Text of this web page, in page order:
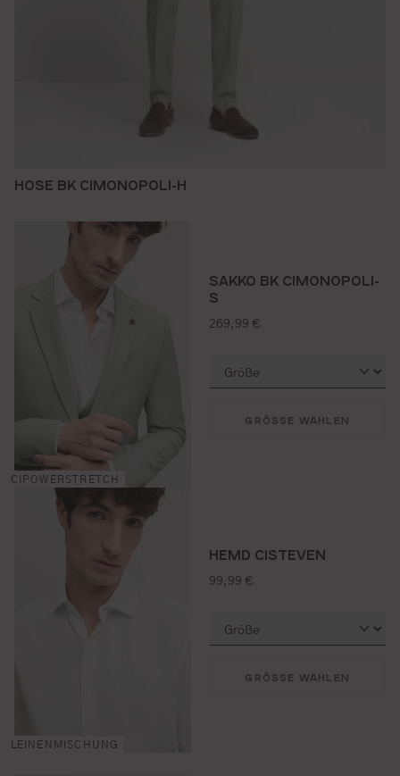
HOSE BK CIMONOPOLI-H
CIPOWERSTRETCH
SAKKO BK CIMONOPOLI-
S
regulärer preis:
269,99 €
GRÖSSE WÄHLEN
LEINENMISCHUNG
HEMD CISTEVEN
regulärer preis:
99,99 €
GRÖSSE WÄHLEN